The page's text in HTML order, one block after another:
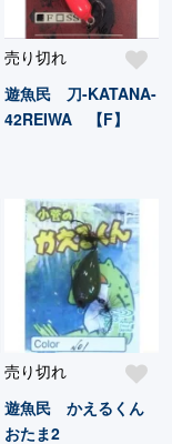
売り切れ
遊魚民 刀-KATANA-
42REIWA 【F】
売り切れ
遊魚民 かえるくん
おたま2